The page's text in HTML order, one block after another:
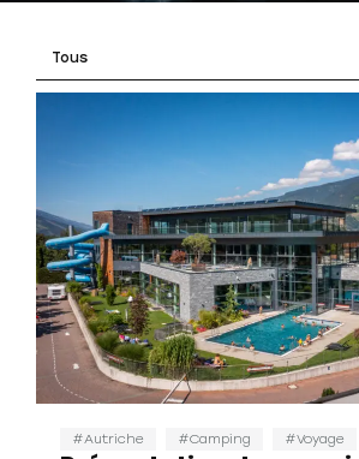
Tous
Autriche Camping Voyage